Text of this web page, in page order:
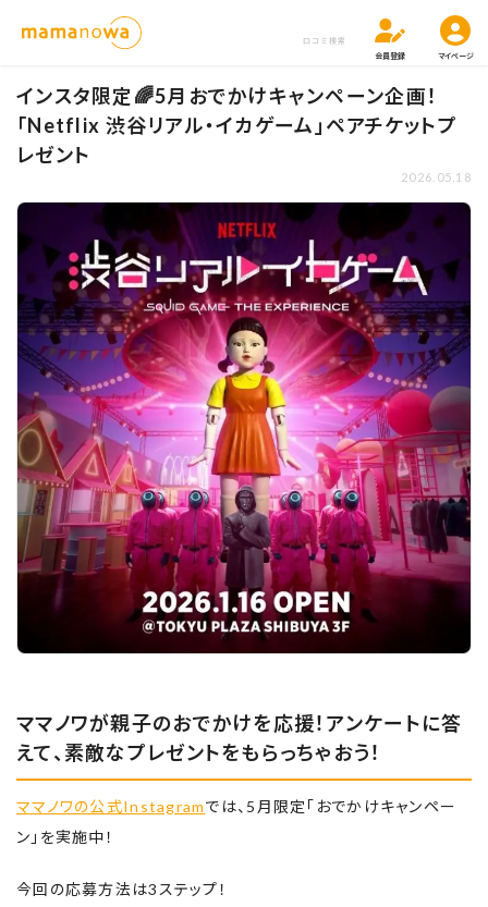
口コミ検索
会員登録
マイページ
インスタ限定🌈5月おでかけキャンペーン企画！
「Netflix 渋谷リアル・イカゲーム」ペアチケットプ
レゼント
2026.05.18
ママノワが親子のおでかけを応援！アンケートに答
えて、素敵なプレゼントをもらっちゃおう！
ママノワの公式Instagramでは、5月限定「おでかけキャンペー
ン」を実施中！
今回の応募方法は3ステップ！